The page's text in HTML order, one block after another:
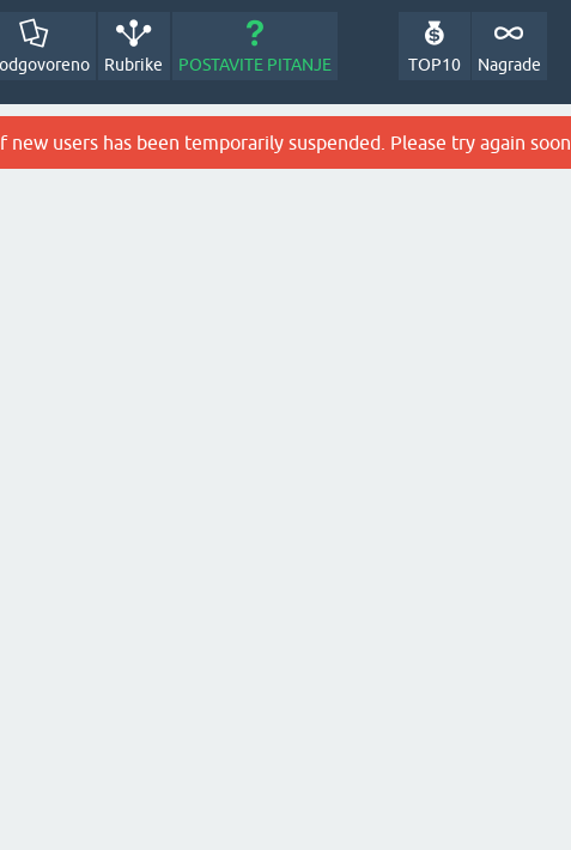
Rubrike POSTAVITE PITANJE Nagrade
TOP10
new users has been temporarily suspended. Please try again soon.